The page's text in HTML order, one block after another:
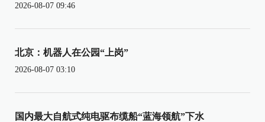
2026-08-07 09:46
北京：机器人在公园“上岗”
2026-08-07 03:10
国内最大自航式纯电驱布缆船“蓝海领航”下水